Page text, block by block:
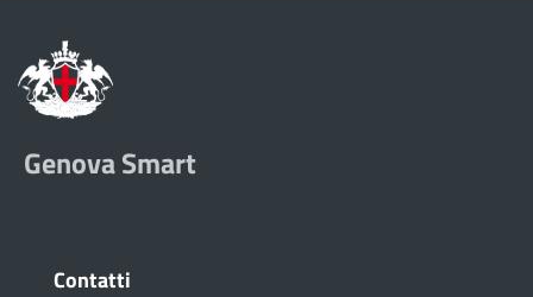
Genova Smart
Contatti